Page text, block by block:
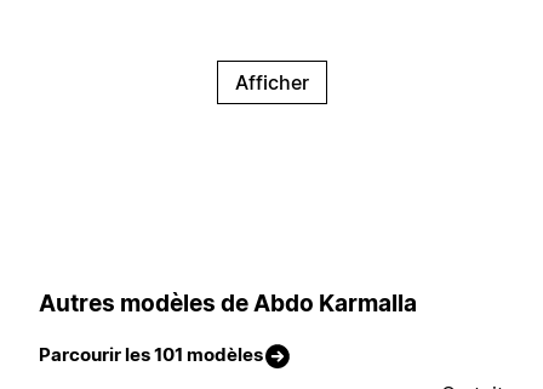
Afficher
Autres modèles de Abdo Karmalla
Parcourir les 101 modèles